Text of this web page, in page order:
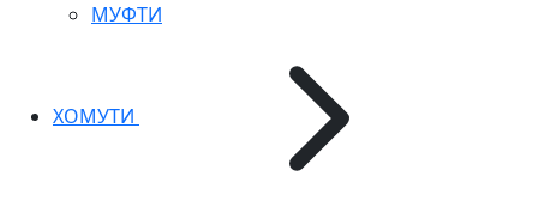
МУФТИ
ХОМУТИ